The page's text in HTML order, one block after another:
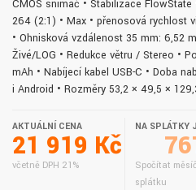
CMOS snímač • Stabilizace
264 (2:1) • Max • přenosová rychlost
• Ohnisková vzdálenost 35 mm: 6,52
Živé/LOG • Redukce větru / Stereo •
mAh • Nabíjecí kabel USB-C • Doba
i Android • Rozměry 53,2 × 49,5 ×
AKTUÁLNÍ CENA
21 919 Kč
včetně DPH 21%
NA SPLÁTKY
Spočítat
splátku